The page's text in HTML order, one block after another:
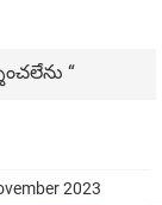
“
2023